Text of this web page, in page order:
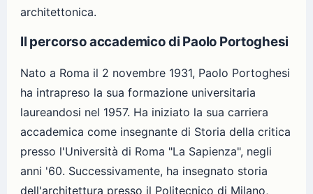
architettonica.
Il percorso accademico di Paolo Portoghesi
Nato a Roma il 2 novembre 1931, Paolo Portoghesi
ha intrapreso la sua formazione universitaria
laureandosi nel 1957. Ha iniziato la sua carriera
accademica come insegnante di Storia della critica
presso l'Università di Roma "La Sapienza", negli
anni '60. Successivamente, ha insegnato storia
dell'architettura presso il Politecnico di Milano,